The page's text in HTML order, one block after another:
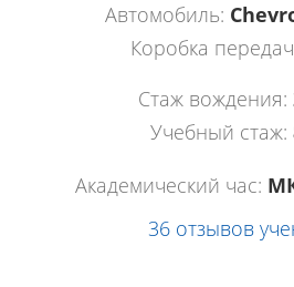
Автомобиль:
Коробка
Стаж вождения:
Учебный стаж:
Академический час:
36 отзывов